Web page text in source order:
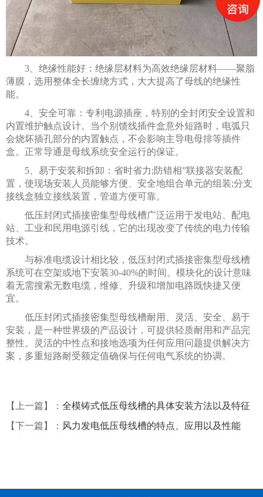
3、绝缘性能好：绝缘层材料为高效绝缘层材料——聚脂
薄膜，选用整体全长缠绕方式，大大提高了母线的绝缘性
能。
4、安全可靠：专利电源插座，特别的全封闭安全设置和
内置维护触点设计。当个别馈线插件盒意外短路时，电弧只
会烧坏插孔部分的内置触点，不会影响主导电母排等插件
盒。正常导通是母线系统安全运行的保证。
5、易于安装和拆卸：省时省力;防错相”联接器安装配
置，使现场安装人员能够方便、安全地组合单元的组装;分支
接线盒独立接线装置，管道方便可靠。
低压封闭式插接密集型母线槽广泛运用于发电站、配电
站、工业和民用电源引线，它的出现改变了传统的电力传输
技术。
与标准电缆设计相比较，低压封闭式插接密集型母线槽
系统可在空架或地下安装30-40%的时间。模块化的设计意味
着无需搜索无数电缆，维修、升级和增加电路既快捷又便
宜。
低压封闭式插接密集型母线槽耐用、灵活、安全、易于
安装，是一种世界级的产品设计，可提供轻质耐用和产品完
整性。灵活的中性点和接地选项为任何应用问题提供解决方
案，多重短路耐受额定值确保与任何电气系统的协调。
【上一篇】： 全模铸式低压母线槽的具体安装方法以及特征
【下一篇】： 风力发电低压母线槽的特点、应用以及性能